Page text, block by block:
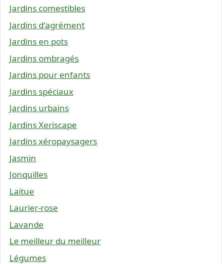
Jardins comestibles
Jardins d'agrément
Jardins en pots
Jardins ombragés
Jardins pour enfants
Jardins spéciaux
Jardins urbains
Jardins Xeriscape
Jardins xéropaysagers
Jasmin
Jonquilles
Laitue
Laurier-rose
Lavande
Le meilleur du meilleur
Légumes